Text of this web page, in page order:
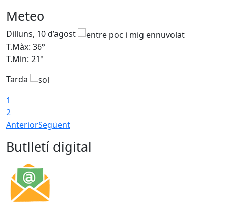
Meteo
Dilluns, 10 d’agost
T.Màx: 36°
T.Min: 21°
Tarda
1
2
AnteriorSegüent
Butlletí digital